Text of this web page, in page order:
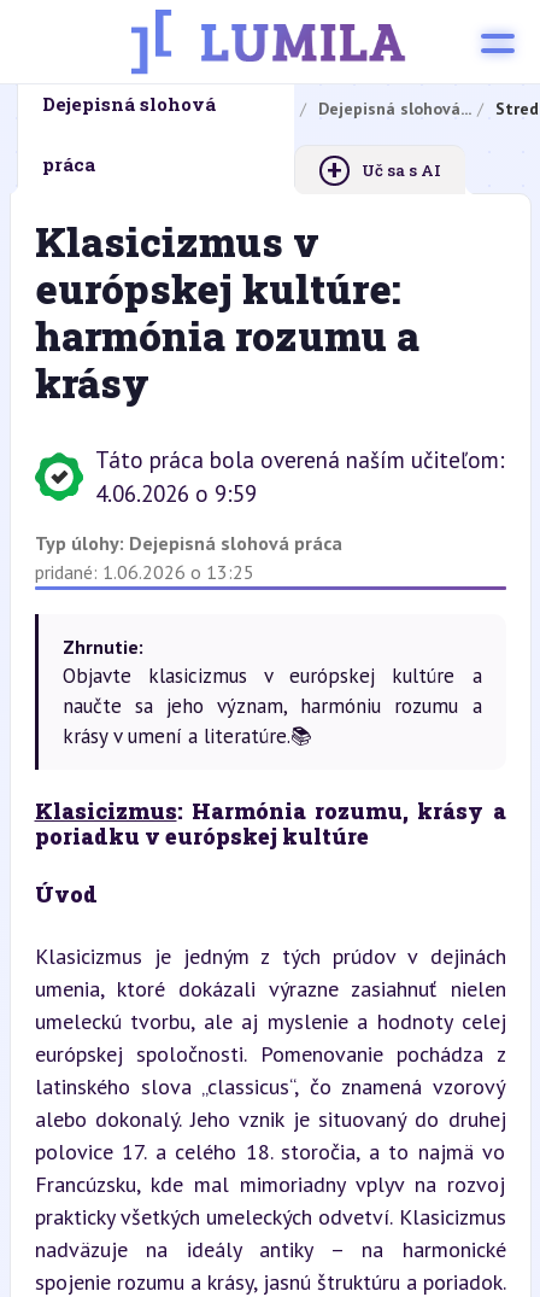
Domovská stránka Domáce úlohy Dejepisná slohová...
Dejepisná slohová
práca + Uč sa s AI
Klasicizmus v
európskej kultúre:
harmónia rozumu a
krásy
Táto práca bola overená naším učiteľom:
4.06.2026 o 9:59
Typ úlohy: Dejepisná slohová práca
pridané: 1.06.2026 o 13:25
Zhrnutie:
Objavte klasicizmus v európskej kultúre a
naučte sa jeho význam, harmóniu rozumu a
krásy v umení a literatúre.📚
Klasicizmus: Harmónia rozumu, krásy a
poriadku v európskej kultúre
Úvod
Klasicizmus je jedným z tých prúdov v dejinách
umenia, ktoré dokázali výrazne zasiahnuť nielen
umeleckú tvorbu, ale aj myslenie a hodnoty celej
európskej spoločnosti. Pomenovanie pochádza z
latinského slova „classicus“, čo znamená vzorový
alebo dokonalý. Jeho vznik je situovaný do druhej
polovice 17. a celého 18. storočia, a to najmä vo
Francúzsku, kde mal mimoriadny vplyv na rozvoj
prakticky všetkých umeleckých odvetví. Klasicizmus
nadväzuje na ideály antiky – na harmonické
spojenie rozumu a krásy, jasnú štruktúru a poriadok.